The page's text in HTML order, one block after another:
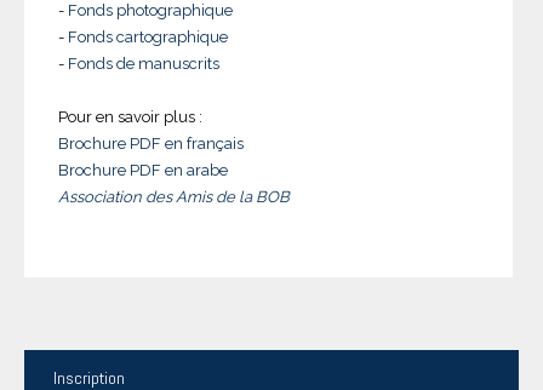
- Fonds photographique
- Fonds cartographique
- Fonds de manuscrits
Pour en savoir plus :
Brochure PDF en français
Brochure PDF en arabe
Association des Amis de la BOB
Inscription